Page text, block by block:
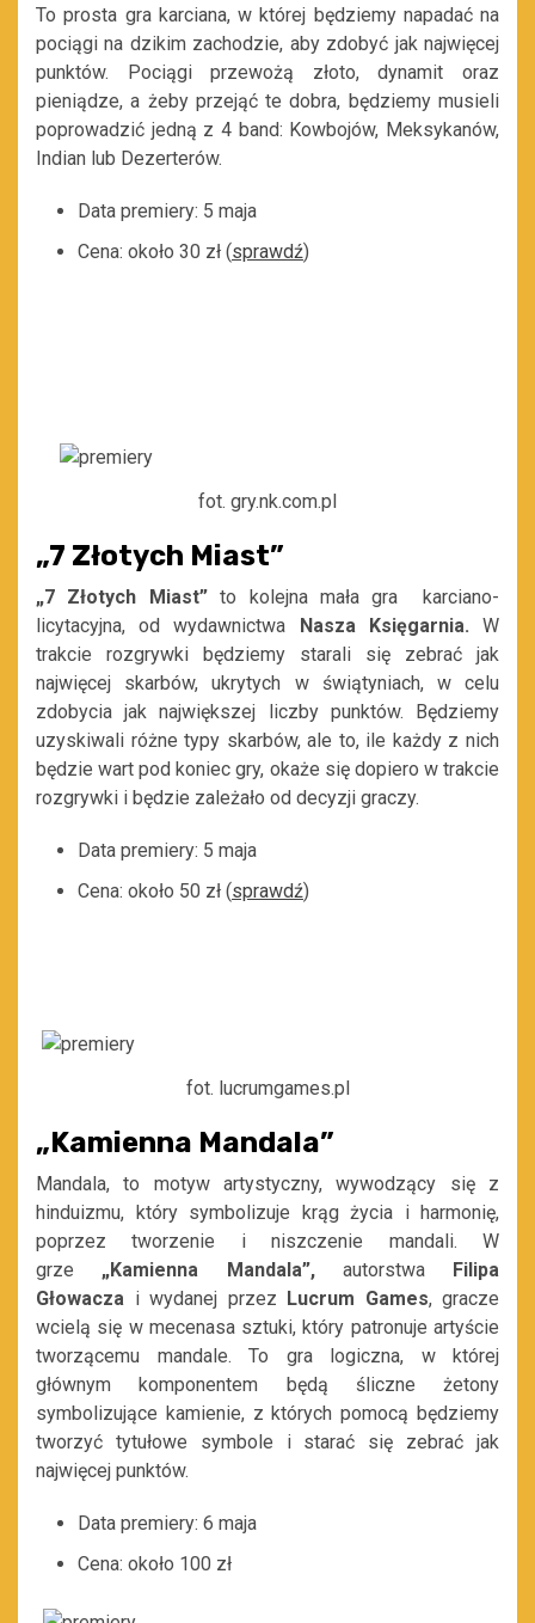
To prosta gra karciana, w której będziemy napadać na
pociągi na dzikim zachodzie, aby zdobyć jak najwięcej
punktów. Pociągi przewożą złoto, dynamit oraz
pieniądze, a żeby przejąć te dobra, będziemy musieli
poprowadzić jedną z 4 band: Kowbojów, Meksykanów,
Indian lub Dezerterów.
Data premiery: 5 maja
Cena: około 30 zł (sprawdź)
fot. gry.nk.com.pl
„7 Złotych Miast”
„7 Złotych Miast”to kolejna mała gra karciano-
licytacyjna, od wydawnictwa Nasza Księgarnia.W
trakcie rozgrywki będziemy starali się zebrać jak
najwięcej skarbów, ukrytych w świątyniach, w celu
zdobycia jak największej liczby punktów. Będziemy
uzyskiwali różne typy skarbów, ale to, ile każdy z nich
będzie wart pod koniec gry, okaże się dopiero w trakcie
rozgrywki i będzie zależało od decyzji graczy.
Data premiery: 5 maja
Cena: około 50 zł (sprawdź)
fot. lucrumgames.pl
„Kamienna Mandala”
Mandala, to motyw artystyczny, wywodzący się z
hinduizmu, który symbolizuje krąg życia i harmonię,
poprzez tworzenie i niszczenie mandali. W
grze „Kamienna Mandala”,autorstwaFilipa
Głowacza i wydanej przez Lucrum Games, gracze
wcielą się w mecenasa sztuki, który patronuje artyście
tworzącemu mandale. To gra logiczna, w której
głównym komponentem będą śliczne żetony
symbolizujące kamienie, z których pomocą będziemy
tworzyć tytułowe symbole i starać się zebrać jak
najwięcej punktów.
Data premiery: 6 maja
Cena: około 100 zł